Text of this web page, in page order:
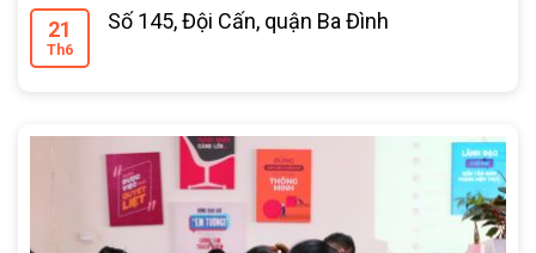
21
Th6
Số 145, Đội Cấn, quận Ba Đình